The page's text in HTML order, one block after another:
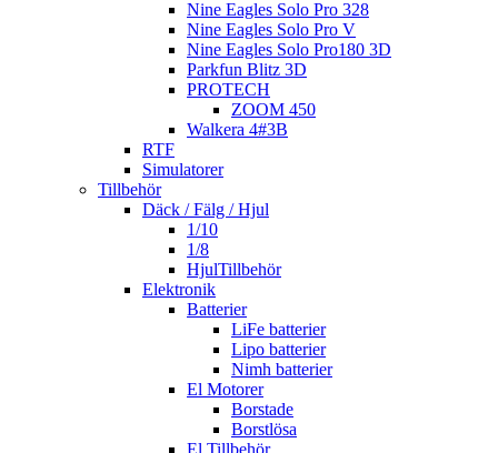
Nine Eagles Solo Pro 328
Nine Eagles Solo Pro V
Nine Eagles Solo Pro180 3D
Parkfun Blitz 3D
PROTECH
ZOOM 450
Walkera 4#3B
RTF
Simulatorer
Tillbehör
Däck / Fälg / Hjul
1/10
1/8
HjulTillbehör
Elektronik
Batterier
LiFe batterier
Lipo batterier
Nimh batterier
El Motorer
Borstade
Borstlösa
El Tillbehör